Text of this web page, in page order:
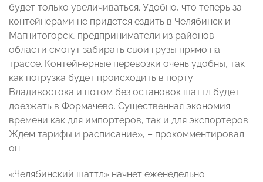
будет только увеличиваться. Удобно, что теперь за
контейнерами не придется ездить в Челябинск и
Магнитогорск, предприниматели из районов
области смогут забирать свои грузы прямо на
трассе. Контейнерные перевозки очень удобны, так
как погрузка будет происходить в порту
Владивостока и потом без остановок шаттл будет
доезжать в Формачево. Существенная экономия
времени как для импортеров, так и для экспортеров.
Ждем тарифы и расписание», – прокомментировал
он.
«Челябинский шаттл» начнет еженедельно